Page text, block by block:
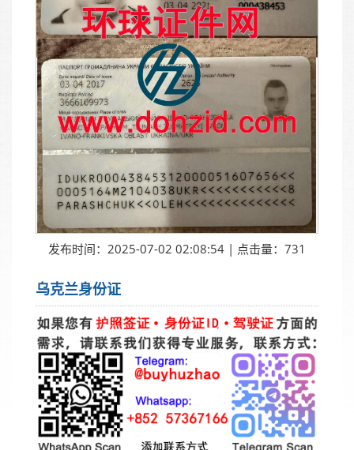
发布时间：2025-07-02 02:08:54 | 点击量：731
乌克兰身份证